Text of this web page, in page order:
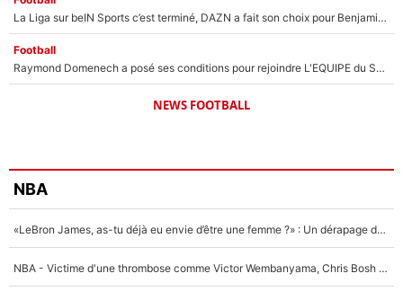
La Liga sur beIN Sports c’est terminé, DAZN a fait son choix pour Benjamin Da Silva et Omar Da Fonseca !
Football
Raymond Domenech a posé ses conditions pour rejoindre L'EQUIPE du Soir : Il refuse de faire l'émission avec un autre chroniqueur !
NEWS FOOTBALL
NBA
«LeBron James, as-tu déjà eu envie d’être une femme ?» : Un dérapage de Donald Trump sur la superstar de la NBA refait surface
NBA - Victime d'une thrombose comme Victor Wembanyama, Chris Bosh prévient le Français des risques sur sa santé : «J’ai failli mourir sur le coup et j’ai été ramené à la vie»